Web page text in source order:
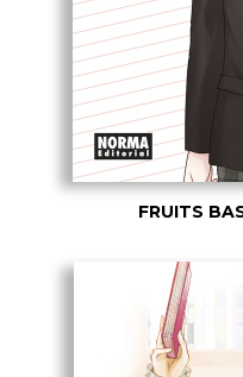
FRUITS